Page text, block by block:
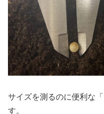
サイズを測るのに便利な
す。